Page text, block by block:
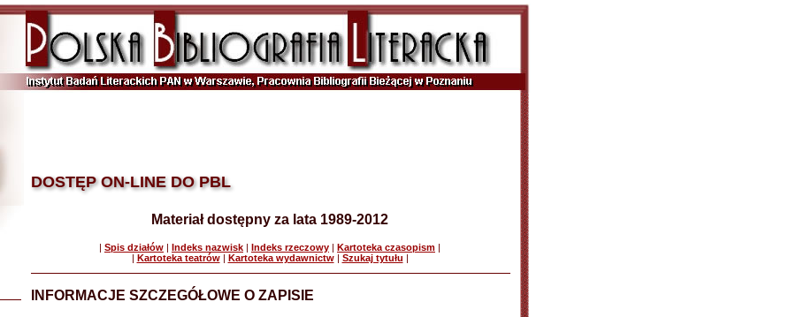
DOSTĘP ON-LINE DO PBL
Materiał dostępny za lata 1989-2012
| Spis działów | Indeks nazwisk | Indeks rzeczowy | Kartoteka czasopism |
| Kartoteka teatrów| Kartoteka wydawnictw| Szukaj tytułu |
INFORMACJE SZCZEGÓŁOWE O ZAPISIE